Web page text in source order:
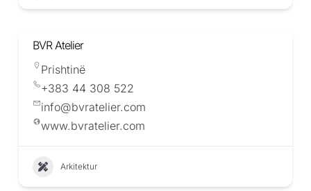
BVR Atelier
Prishtinë
+383 44 308 522
info@bvratelier.com
www.bvratelier.com
Arkitektur